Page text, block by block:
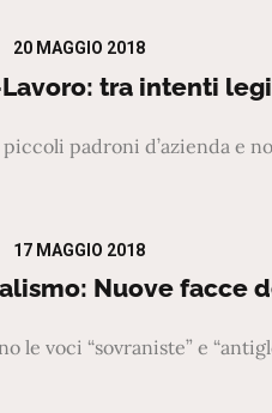
Posted
on
20 MAGGIO 2018
tra intenti
padroni d’azienda e
Posted
on
17 MAGGIO 2018
Nuove facce
le voci “sovraniste” e